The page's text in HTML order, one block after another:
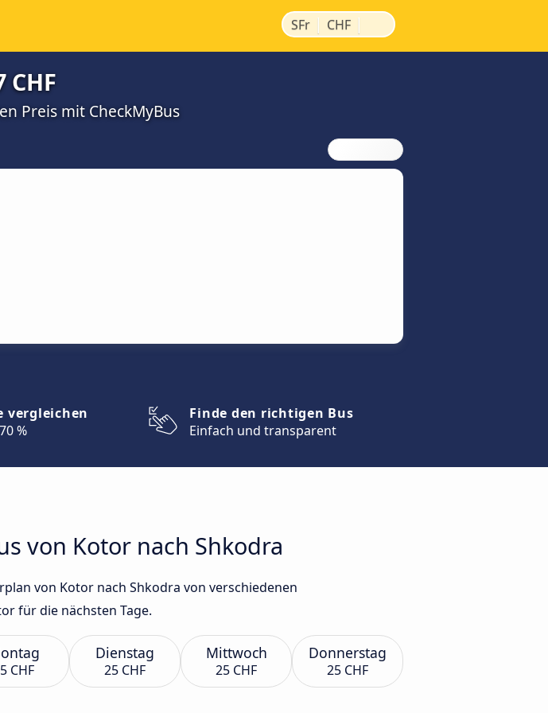
SFr | CHF |
Preis mit CheckMyBus
vergleichen
%
Finde den richtigen Bus
Einfach und transparent
von Kotor nach Shkodra
von Kotor nach Shkodra von verschiedenen
für die nächsten Tage.
CHF
Dienstag
25 CHF
Mittwoch
25 CHF
Donnerstag
25 CHF